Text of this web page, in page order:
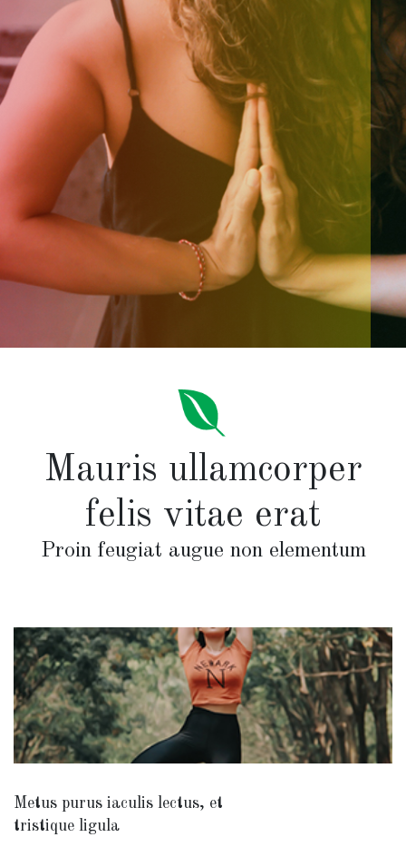
Mauris ullamcorper
felis vitae erat
Proin feugiat augue non elementum
Metus purus iaculis lectus, et
tristique ligula